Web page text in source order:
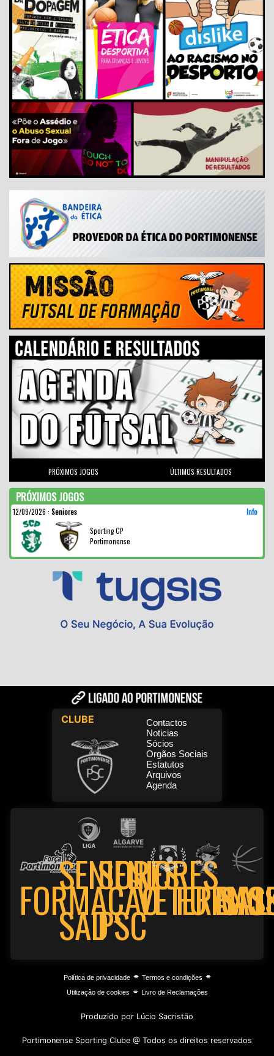
PRÓXIMOS JOGOS ÚLTIMOS RESULTADOS
PRÓXIMOS JOGOS
12/09/2026 : Seniores
Info
Sporting CP
Portimonense
CLUBE
Contactos
Noticias
Sócios
Orgãos Sociais
Estatutos
Arquivos
Agenda
FORMAÇÃO
SENIORES
SAD
SENIORES
PSC
FUTSAL
Política de privacidade⌯ Termos e condições ⌯
Utilização de cookies ⌯ Livro de Reclamações
Produzido por Lúcio Sacristão
Portimonense Sporting Clube @ Todos os direitos reservados